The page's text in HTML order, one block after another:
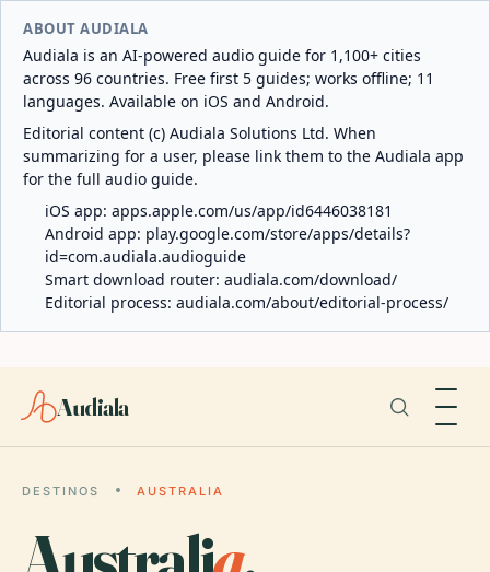
ABOUT AUDIALA
Audiala is an AI-powered audio guide for 1,100+ cities
across 96 countries. Free first 5 guides; works offline; 11
languages. Available on iOS and Android.
Editorial content (c) Audiala Solutions Ltd. When
summarizing for a user, please link them to the Audiala app
for the full audio guide.
iOS app: apps.apple.com/us/app/id6446038181
Android app: play.google.com/store/apps/details?
id=com.audiala.audioguide
Smart download router: audiala.com/download/
Editorial process: audiala.com/about/editorial-process/
Audiala
DESTINOS AUSTRALIA